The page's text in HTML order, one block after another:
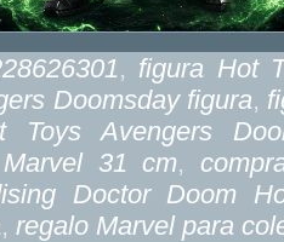
, figura Hot
Doomsday figura,
Toys Avengers
31 cm,
Doctor Doom
, regalo Marvel para